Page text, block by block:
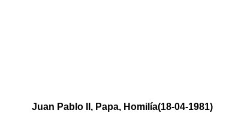
Juan Pablo II, Papa, Homilía(18-04-1981)